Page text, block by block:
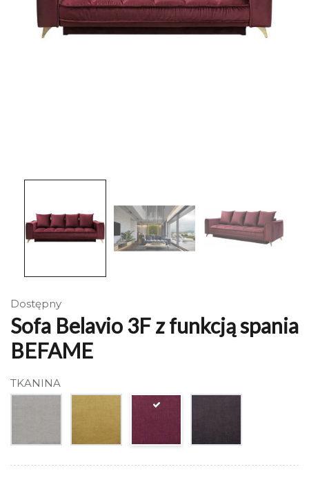
Dostępny
Sofa Belavio 3F z funkcją spania
BEFAME
TKANINA